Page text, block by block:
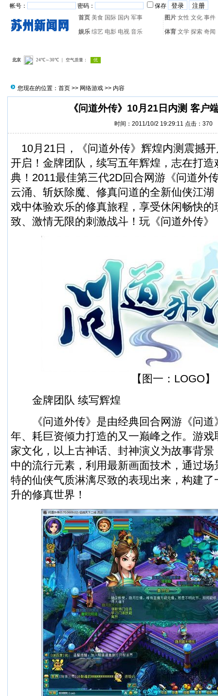
帐号： 密码：
保存
首页 美食 国际 国内 军事 图片 女性 文化 事件
娱乐 综艺 电影 电视 音乐 体育 文学 探索 奇闻
您现在的位置： 首页 >> 网络游戏 >> 内容
《问道外传》10月21日内测 客户
时间：2011/10/2 19:29:11 点击： 370
10月21日，《问道外传》辉煌内测震撼
开启！金牌团队，续写五年辉煌，志在打
典！2011最佳第三代2D回合网游《问道外
云涌、斩妖除魔、修真问道的全新仙侠江
戏中体验欢乐的修真旅程，享受休闲畅快
致、激情无限的刺激战斗！玩《问道外传
【图一：LOGO】
金牌团队 续写辉煌
《问道外传》是由经典回合网游《问道
年、耗巨资倾力打造的又一巅峰之作。游
家文化，以上古神话、封神演义为故事背
中的流行元素，利用最新画面技术，通过
特的仙侠气质淋漓尽致的表现出来，构建
升的修真世界！